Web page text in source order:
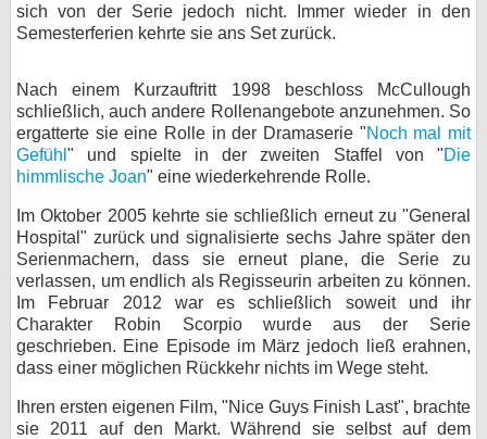
sich von der Serie jedoch nicht. Immer wieder in den
Semesterferien kehrte sie ans Set zurück.
Nach einem Kurzauftritt 1998 beschloss McCullough
schließlich, auch andere Rollenangebote anzunehmen. So
ergatterte sie eine Rolle in der Dramaserie "Noch mal mit
Gefühl " und spielte in der zweiten Staffel von "Die
himmlische Joan" eine wiederkehrende Rolle.
Im Oktober 2005 kehrte sie schließlich erneut zu "General
Hospital" zurück und signalisierte sechs Jahre später den
Serienmachern, dass sie erneut plane, die Serie zu
verlassen, um endlich als Regisseurin arbeiten zu können.
Im Februar 2012 war es schließlich soweit und ihr
Charakter Robin Scorpio wurde aus der Serie
geschrieben. Eine Episode im März jedoch ließ erahnen,
dass einer möglichen Rückkehr nichts im Wege steht.
Ihren ersten eigenen Film, "Nice Guys Finish Last", brachte
sie 2011 auf den Markt. Während sie selbst auf dem